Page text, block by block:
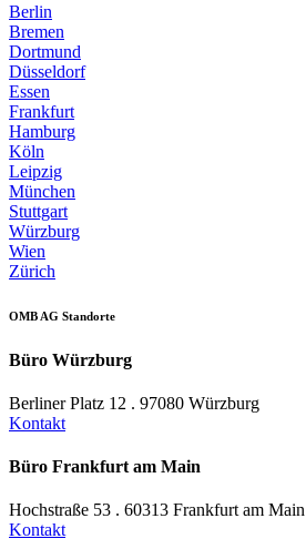
Berlin
Bremen
Dortmund
Düsseldorf
Essen
Frankfurt
Hamburg
Köln
Leipzig
München
Stuttgart
Würzburg
Wien
Zürich
OMB AG Standorte
Büro Würzburg
Berliner Platz 12 . 97080 Würzburg
Kontakt
Büro Frankfurt am Main
Hochstraße 53 . 60313 Frankfurt am Main
Kontakt